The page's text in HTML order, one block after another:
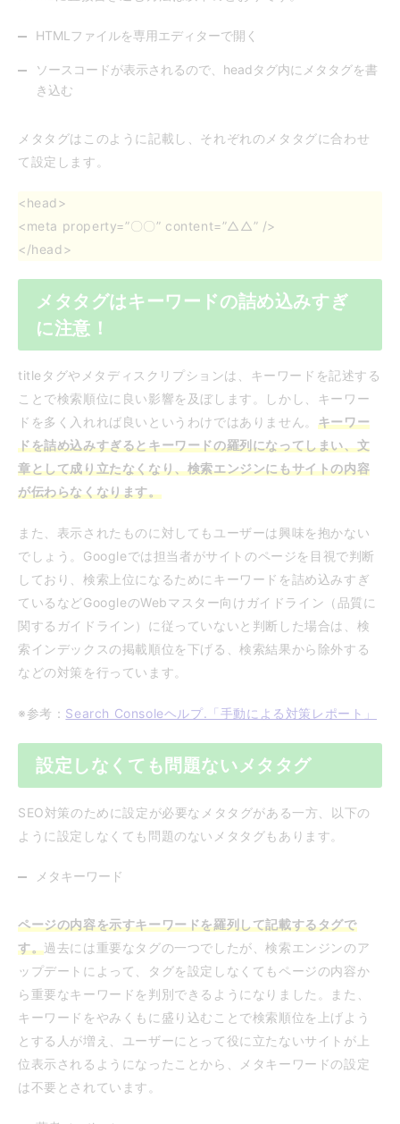
HTMLファイルを専用エディターで開く
ソースコードが表示されるので、headタグ内にメタタグを書
き込む
メタタグはこのように記載し、それぞれのメタタグに合わせ
て設定します。
<head>
<meta property=”〇〇” content=”△△” />
</head>
メタタグはキーワードの詰め込みすぎ
に注意！
titleタグやメタディスクリプションは、キーワードを記述する
ことで検索順位に良い影響を及ぼします。しかし、キーワー
ドを多く入れれば良いというわけではありません。 キーワー
ドを詰め込みすぎるとキーワードの羅列になってしまい、文
章として成り立たなくなり、検索エンジンにもサイトの内容
が伝わらなくなります。
また、表示されたものに対してもユーザーは興味を抱かない
でしょう。Googleでは担当者がサイトのページを目視で判断
しており、検索上位になるためにキーワードを詰め込みすぎ
ているなどGoogleのWebマスター向けガイドライン（品質に
関するガイドライン）に従っていないと判断した場合は、検
索インデックスの掲載順位を下げる、検索結果から除外する
などの対策を行っています。
※参考： Search Consoleヘルプ.「手動による対策レポート」
設定しなくても問題ないメタタグ
SEO対策のために設定が必要なメタタグがある一方、以下の
ように設定しなくても問題のないメタタグもあります。
メタキーワード
ページの内容を示すキーワードを羅列して記載するタグで
す。過去には重要なタグの一つでしたが、検索エンジンのア
ップデートによって、タグを設定しなくてもページの内容か
ら重要なキーワードを判別できるようになりました。また、
キーワードをやみくもに盛り込むことで検索順位を上げよう
とする人が増え、ユーザーにとって役に立たないサイトが上
位表示されるようになったことから、メタキーワードの設定
は不要とされています。